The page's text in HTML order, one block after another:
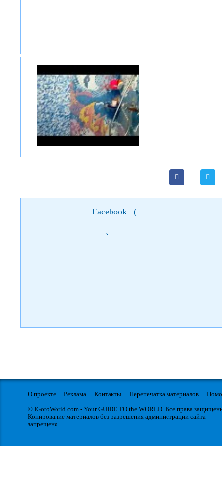
Facebook (
)
О проекте Реклама Контакты Перепечатка материалов
© IGotoWorld.com - Your GUIDE TO the WORLD. Все права
Копирование материалов без разрешения администрации сайта
запрещено.